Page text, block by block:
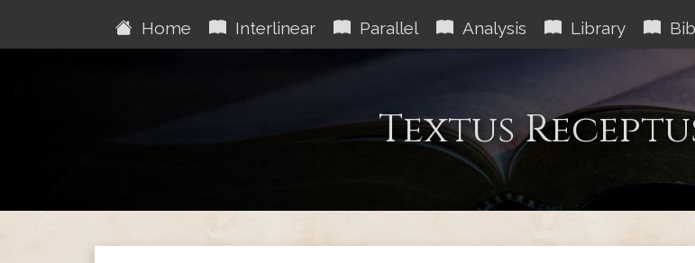
Home Interlinear Parallel Analysis Library
Textus